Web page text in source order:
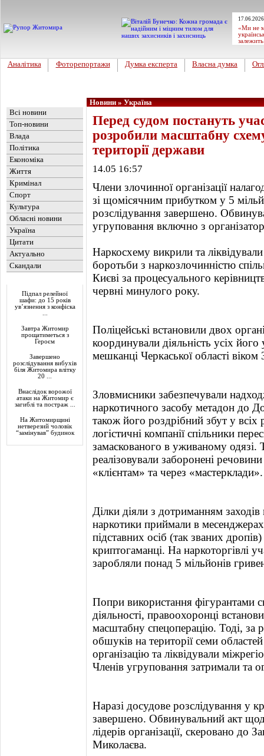
«Ми не
Аналітика Фоторепортажи Думка експерта Власна думка
Всі новини
Топ-новини
Влада
Політика
Економіка
Життя
Кримінал
Спорт
Культура
Обласні новини
Україна
Цитати
Актуально
Скандали
Підпал релейної
шафи: до 15 років
ув’язнення з конфіска
Завтра Житомир
прощатиметься з
Героєм
Завершено
розслідування вибухів
біля Житомира влітку
20 ...
Внаслідок ворожої
атаки на Житомир є
загиблі та постраж ...
На Житомирщині
нетверезий чоловік
“замінував” будинок
Новини»Україна
Перед судом постануть
розробили масштабну
території держави
14.05 16:57
Члени злочинної організації
зі щомісячним прибутком у 5
розслідування завершено.
угруповання включно з
Наркосхему викрили та
боротьби з наркозлочинністю
Києві за процесуального
червні минулого року.
Поліцейські встановили двох
координували діяльність усіх
мешканці Черкаської області віком
Зловмисники забезпечували
наркотичного засобу метадон до
також його роздрібний збут у
логістичні компанії спільники
замаскованого в уживаному одязі.
реалізовували заборонені
«клієнтам» та через «мастерклади».
Ділки діяли з дотриманням заходів
наркотики приймали в
підставних осіб (так званих
криптогаманці. На наркоторгівлі
заробляли понад 5 мільйонів
Попри використання фігурантами
діяльності, правоохоронці
масштабну спецоперацію. Тоді, за
обшуків на території семи
організацію та ліквідували
Членів угруповання затримали та
Наразі досудове розслідування у
завершено. Обвинувальний акт
лідерів організації, скеровано до
Миколаєва.